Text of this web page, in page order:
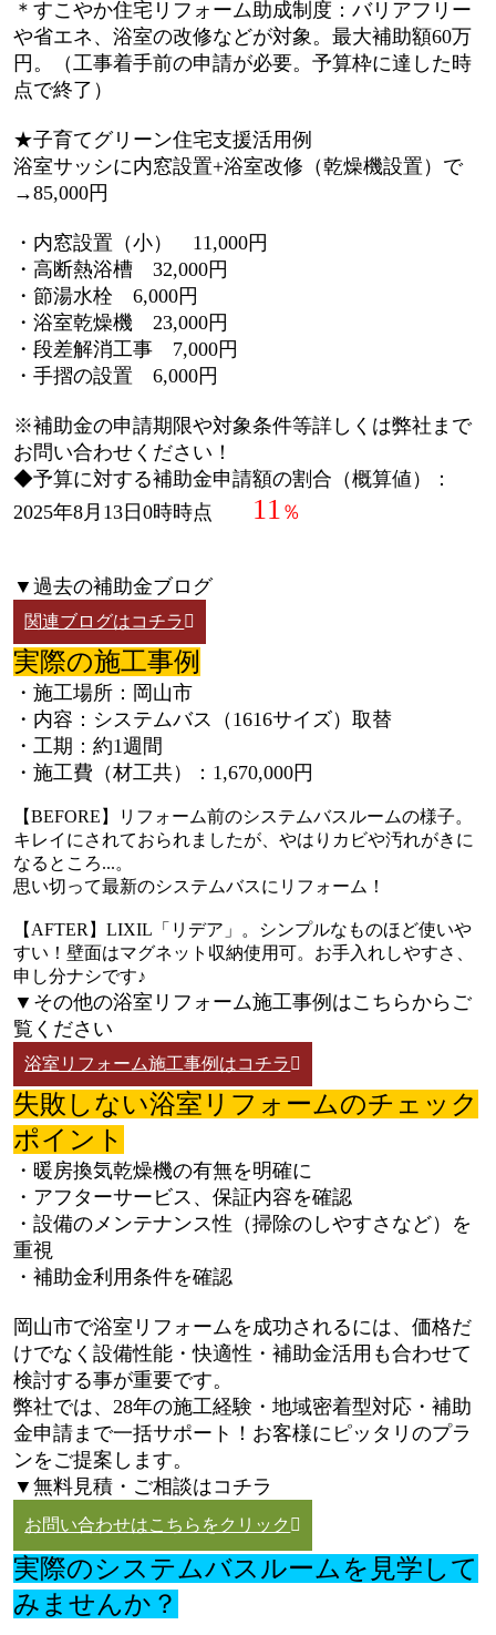
＊すこやか住宅リフォーム助成制度：バリアフリー
や省エネ、浴室の改修などが対象。最大補助額60万
円。（工事着手前の申請が必要。予算枠に達した時
点で終了）
★子育てグリーン住宅支援活用例
浴室サッシに内窓設置+浴室改修（乾燥機設置）で
→85,000円
・内窓設置（小） 11,000円
・高断熱浴槽 32,000円
・節湯水栓 6,000円
・浴室乾燥機 23,000円
・段差解消工事 7,000円
・手摺の設置 6,000円
※補助金の申請期限や対象条件等詳しくは弊社まで
お問い合わせください！
◆予算に対する補助金申請額の割合（概算値）：
2025年8月13日0時時点 11 ％
▼過去の補助金ブログ
関連ブログはコチラ
実際の施工事例
・施工場所：岡山市
・内容：システムバス（1616サイズ）取替
・工期：約1週間
・施工費（材工共）：1,670,000円
【BEFORE】リフォーム前のシステムバスルームの様子。
キレイにされておられましたが、やはりカビや汚れがきに
なるところ...。
思い切って最新のシステムバスにリフォーム！
【AFTER】LIXIL「リデア」。シンプルなものほど使いや
すい！壁面はマグネット収納使用可。お手入れしやすさ、
申し分ナシです♪
▼その他の浴室リフォーム施工事例はこちらからご
覧ください
浴室リフォーム施工事例はコチラ
失敗しない浴室リフォームのチェック
ポイント
・暖房換気乾燥機の有無を明確に
・アフターサービス、保証内容を確認
・設備のメンテナンス性（掃除のしやすさなど）を
重視
・補助金利用条件を確認
岡山市で浴室リフォームを成功されるには、価格だ
けでなく設備性能・快適性・補助金活用も合わせて
検討する事が重要です。
弊社では、28年の施工経験・地域密着型対応・補助
金申請まで一括サポート！お客様にピッタリのプラ
ンをご提案します。
▼無料見積・ご相談はコチラ
お問い合わせはこちらをクリック
実際のシステムバスルームを見学して
みませんか？